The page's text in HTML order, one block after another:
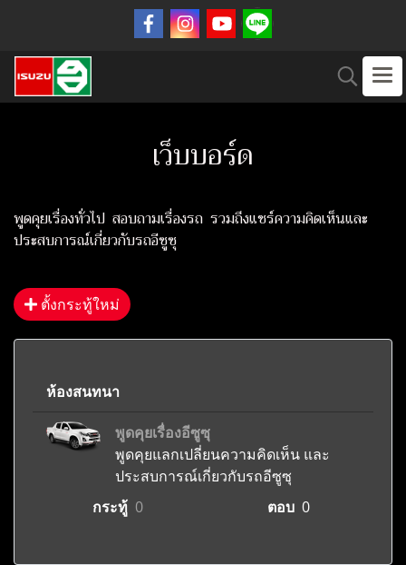
เว็บบอร์ด
พูดคุยเรื่องทั่วไป สอบถามเรื่องรถ รวมถึงแชร์ความคิดเห็นและ
ประสบการณ์เกี่ยวกับรถอีซูซุ
ตั้งกระทู้ใหม่
ห้องสนทนา
พูดคุยเรื่องอีซูซุ
พูดคุยแลกเปลี่ยนความคิดเห็น และ
ประสบการณ์เกี่ยวกับรถอีซูซุ
กระทู้ 0 ตอบ 0